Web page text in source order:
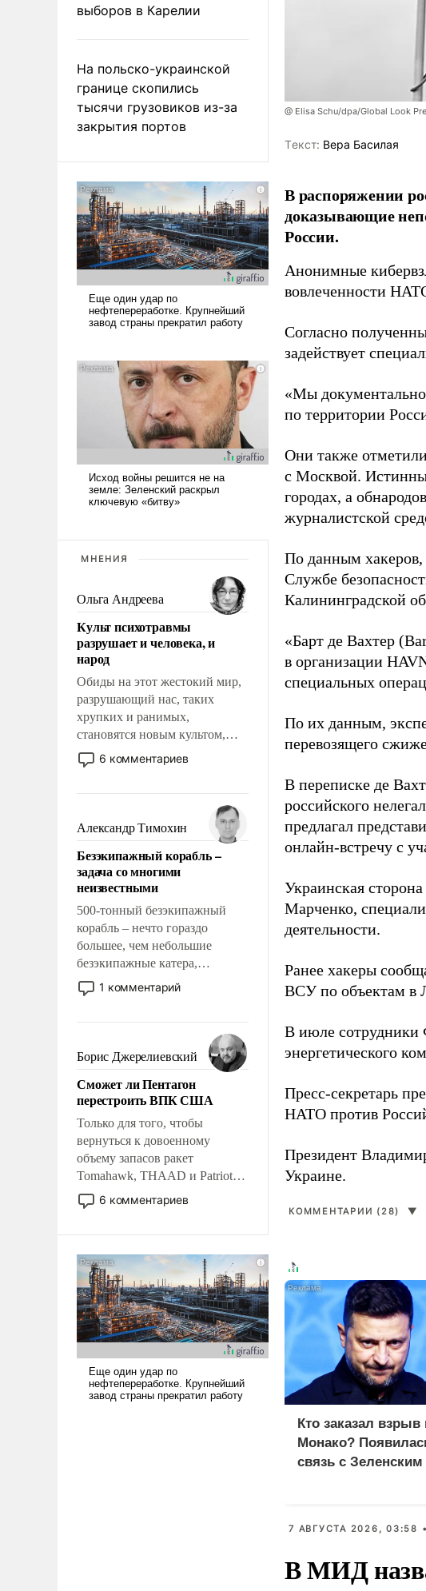
выборов в Карелии
На польско-украинской
границе скопились
тысячи грузовиков из-за
закрытия портов
МНЕНИЯ
Ольга Андреева
Культ психотравмы
разрушает и человека, и
народ
Обиды на этот жестокий мир,
разрушающий нас, таких
хрупких и ранимых,
становятся новым культом,
постепенно вытесняя и
отменяя традиционное
мужественным и твердым под
ударами судьбы, брать на себя
ответственность, помогать
слабым, идти вперед и
адаптироваться.
6 комментариев
Александр Тимохин
Безэкипажный корабль –
задача со многими
неизвестными
500-тонный безэкипажный
корабль – нечто гораздо
большее, чем небольшие
безэкипажные катера,
применение которых уже
стало обыденностью. Задача по
сложна и амбициозна. Однако
и ее реализация радикально
поднимет наши боевые
возможности.
1 комментарий
Борис Джерелиевский
Сможет ли Пентагон
перестроить ВПК США
Только для того, чтобы
вернуться к довоенному
объему запасов ракет
Tomahawk, THAAD и Patriot
США потребуется более трех
лет. Даже небольшая война с
Сложившаяся ситуация
означает многолетний период
уязвимости США, например,
перед Китаем.
6 комментариев
@ Elisa Schu/dpa/Global Look
Tекст: Вера Басилая
В распоряжении
доказывающие
России.
Анонимные
вовлеченности
Согласно
задействует
«Мы
по территории
Они также
с Москвой.
городах, а
журналистской
По данным хакеров,
Службе
Калининградской
«Барт де Вахтер
в организации
специальных
По их данным,
перевозящего
В переписке де
российского
предлагал
онлайн-встречу с
Украинская
Марченко,
деятельности.
Ранее хакеры
ВСУ по объектам в
В июле
энергетического
Пресс-секретарь
НАТО против
Президент
Украине.
КОММЕНТАРИИ (28) ▼
Кто заказал взрыв
Монако?
связь с Зеленским
7 АВГУСТА 2026, 03:58 •
В МИД